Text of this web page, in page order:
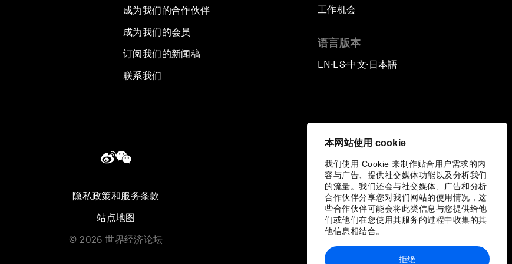
本网站使用 cookie
我们使用 Cookie 来制作贴合用户需求的内
容与广告、提供社交媒体功能以及分析我们
的流量。我们还会与社交媒体、广告和分析
合作伙伴分享您对我们网站的使用情况，这
些合作伙伴可能会将此类信息与您提供给他
们或他们在您使用其服务的过程中收集的其
他信息相结合。
拒绝
成为我们的合作伙伴
成为我们的会员
订阅我们的新闻稿
联系我们
工作机会
语言版本
EN ▪ES▪中文▪ 日本語
隐私政策和服务条款
站点地图
© 2026 世界经济论坛